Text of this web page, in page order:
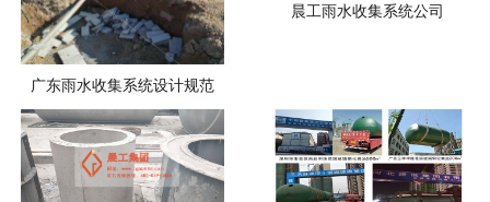
广东雨水收集系统设计规范
晨工雨水收集系统公司